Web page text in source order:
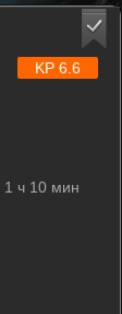
1 ч 10 мин
KP 6.6